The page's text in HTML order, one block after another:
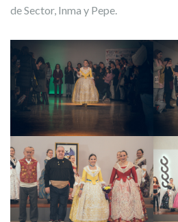
de Sector, Inma y Pepe.